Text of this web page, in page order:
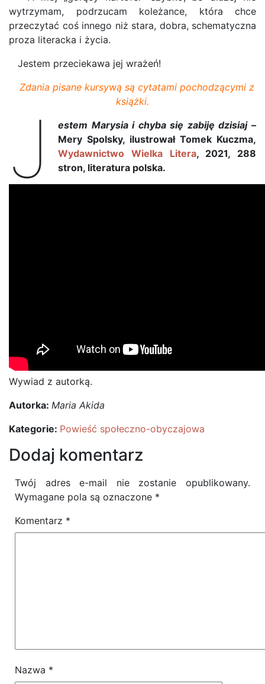
wytrzymam, podrzucam koleżance, która chce
przeczytać coś innego niż stara, dobra, schematyczna
proza literacka i życia.
Jestem przeciekawa jej wrażeń!
Zdania pisane kursywą są cytatami pochodzącymi z
książki.
J estem Marysia i chyba się zabiję dzisiaj–
Mery Spolsky, ilustrował Tomek Kuczma,
Wydawnictwo Wielka Litera, 2021, 288
stron, literatura polska.
Wywiad z autorką.
Autorka: Maria Akida
Kategorie: Powieść społeczno-obyczajowa
Dodaj komentarz
Twój adres e-mail nie zostanie opublikowany.
Wymagane pola są oznaczone *
Komentarz *
Nazwa *